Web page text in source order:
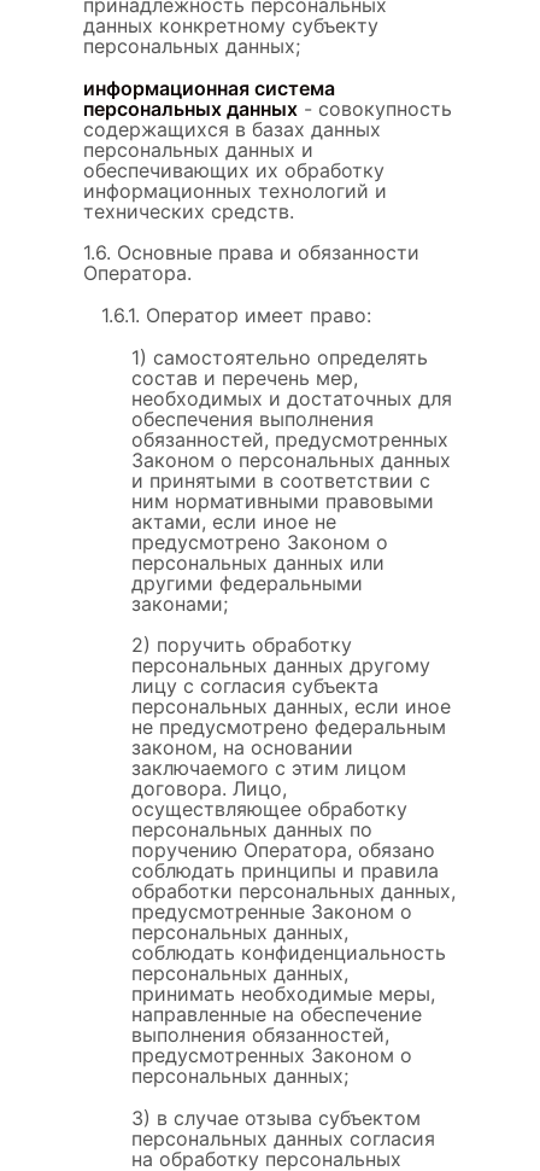
принадлежность персональных
данных конкретному субъекту
персональных данных;
информационная система
персональных данных - совокупность
содержащихся в базах данных
персональных данных и
обеспечивающих их обработку
информационных технологий и
технических средств.
1.6. Основные права и обязанности
Оператора.
1.6.1. Оператор имеет право:
1) самостоятельно определять
состав и перечень мер,
необходимых и достаточных для
обеспечения выполнения
обязанностей, предусмотренных
Законом о персональных данных
и принятыми в соответствии с
ним нормативными правовыми
актами, если иное не
предусмотрено Законом о
персональных данных или
другими федеральными
законами;
2) поручить обработку
персональных данных другому
лицу с согласия субъекта
персональных данных, если иное
не предусмотрено федеральным
законом, на основании
заключаемого с этим лицом
договора. Лицо,
осуществляющее обработку
персональных данных по
поручению Оператора, обязано
соблюдать принципы и правила
обработки персональных данных,
предусмотренные Законом о
персональных данных,
соблюдать конфиденциальность
персональных данных,
принимать необходимые меры,
направленные на обеспечение
выполнения обязанностей,
предусмотренных Законом о
персональных данных;
3) в случае отзыва субъектом
персональных данных согласия
на обработку персональных